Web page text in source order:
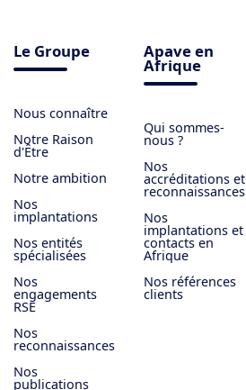
Le Groupe
Nous connaître
Notre Raison
d'Être
Notre ambition
Nos
implantations
Nos entités
spécialisées
Nos
engagements
RSE
Nos
reconnaissances
Nos
publications
Apave en
Afrique
Qui sommes-
nous ?
Nos
accréditations et
reconnaissances
Nos
implantations et
contacts en
Afrique
Nos références
clients